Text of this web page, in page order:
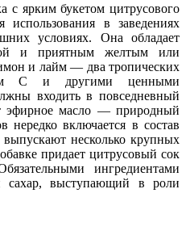
ярким букетом цитрусового
использования в заведениях
условиях. Она обладает
и приятным желтым или
и лайм — два тропических
С и другими ценными
входить в повседневный
эфирное масло — природный
нередко включается в состав
несколько крупных
придает цитрусовый сок
ингредиентами
сахар, выступающий в роли